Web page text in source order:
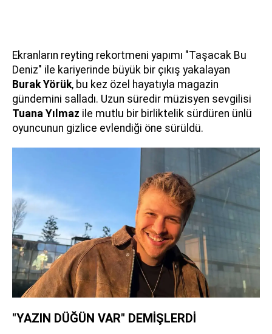
Ekranların reyting rekortmeni yapımı "Taşacak Bu
Deniz" ile kariyerinde büyük bir çıkış yakalayan
Burak Yörük, bu kez özel hayatıyla magazin
gündemini salladı. Uzun süredir müzisyen sevgilisi
Tuana Yılmaz ile mutlu bir birliktelik sürdüren ünlü
oyuncunun gizlice evlendiği öne sürüldü.
"YAZIN DÜĞÜN VAR" DEMİŞLERDİ